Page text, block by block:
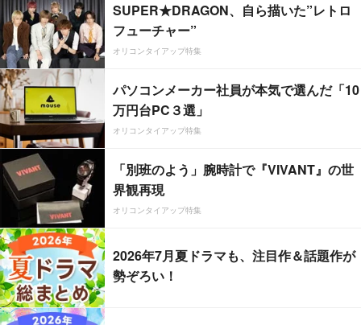
SUPER★DRAGON、自ら描いた”レトロ
フューチャー”
オリコンタイアップ特集
パソコンメーカー社員が本気で選んだ「10
万円台PC３選」
オリコンタイアップ特集
「別班のよう」腕時計で『VIVANT』の世
界観再現
オリコンタイアップ特集
2026年7月夏ドラマも、注目作＆話題作が
勢ぞろい！